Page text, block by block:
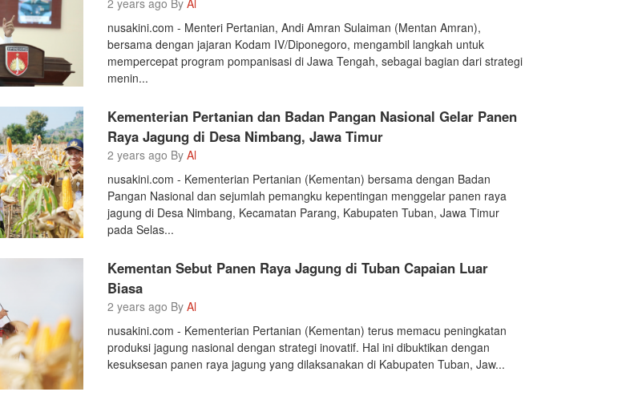
2 years ago By Al
nusakini.com - Menteri Pertanian, Andi Amran Sulaiman (Mentan Amran),
bersama dengan jajaran Kodam IV/Diponegoro, mengambil langkah untuk
mempercepat program pompanisasi di Jawa Tengah, sebagai bagian dari strategi
menin...
Kementerian Pertanian dan Badan Pangan Nasional Gelar Panen
Raya Jagung di Desa Nimbang, Jawa Timur
2 years ago By Al
nusakini.com - Kementerian Pertanian (Kementan) bersama dengan Badan
Pangan Nasional dan sejumlah pemangku kepentingan menggelar panen raya
jagung di Desa Nimbang, Kecamatan Parang, Kabupaten Tuban, Jawa Timur
pada Selas...
Kementan Sebut Panen Raya Jagung di Tuban Capaian Luar
Biasa
2 years ago By Al
nusakini.com - Kementerian Pertanian (Kementan) terus memacu peningkatan
produksi jagung nasional dengan strategi inovatif. Hal ini dibuktikan dengan
kesuksesan panen raya jagung yang dilaksanakan di Kabupaten Tuban, Jaw...